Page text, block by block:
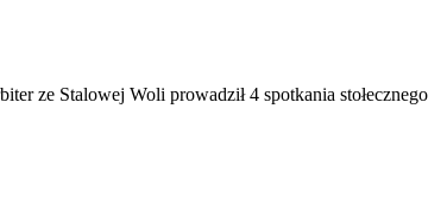
ze Stalowej Woli prowadził 4 spotkania stołecznego